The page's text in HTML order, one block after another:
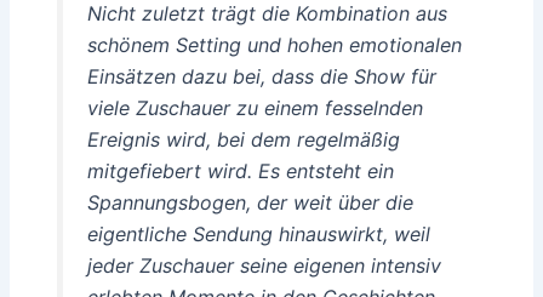
Nicht zuletzt trägt die Kombination aus
schönem Setting und hohen emotionalen
Einsätzen dazu bei, dass die Show für
viele Zuschauer zu einem fesselnden
Ereignis wird, bei dem regelmäßig
mitgefiebert wird. Es entsteht ein
Spannungsbogen, der weit über die
eigentliche Sendung hinauswirkt, weil
jeder Zuschauer seine eigenen intensiv